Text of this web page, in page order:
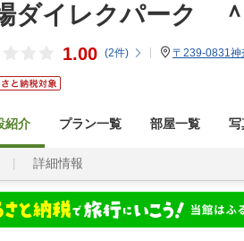
ダイレクパーク ＾
1.00 (2件) 〒239-0831
紹介 プラン一覧 部屋一覧 写
詳細情報